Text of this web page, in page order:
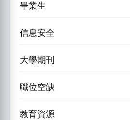
畢業生
信息安全
大學期刊
職位空缺
教育資源